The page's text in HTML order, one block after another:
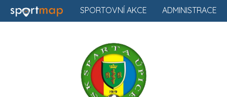
ADMINISTRACE
SPORTOVNÍ AKCE